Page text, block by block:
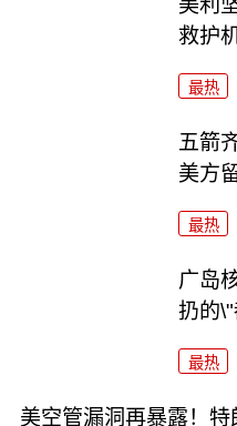
美利
救护
最热
五箭
美方
最热
广岛
扔的\"
最热
美空管漏洞再暴露！